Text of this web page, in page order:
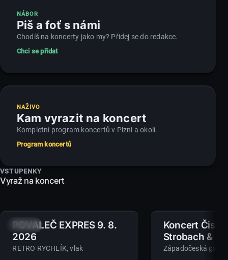
NÁBOR
Piš a foť s námi
Chodíš na koncerty jako my? Přidej se do redakce.
Chci se přidat
NAŽIVO
Kam vyrazit na koncert
Kompletní program koncertů v Plzni a okolí.
Program koncertů
VSTUPENKY
Vyraž na koncert
SRP
POVALEČ EXPRES 9. 8.
2026
RETRO RYCHLÍK, vlak
ÚT11.SRP
Koncert
Strobach &
(Artamo)